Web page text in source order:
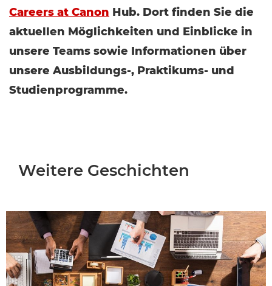
Careers at Canon Hub. Dort finden Sie die
aktuellen Möglichkeiten und Einblicke in
unsere Teams sowie Informationen über
unsere Ausbildungs-, Praktikums- und
Studienprogramme.
Weitere Geschichten